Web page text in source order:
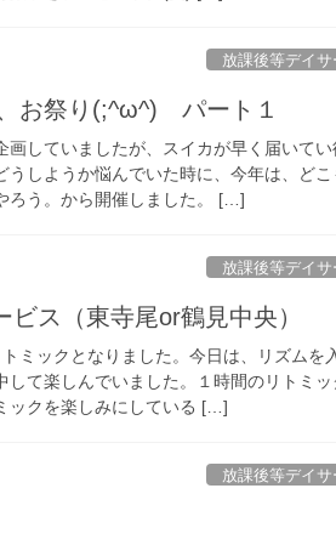
放課後等デイサ
お祭り(;^ω^) パート１
していましたが、スイカが早く届いてい
しようか悩んでいた時に、今年は、どこ
ろう。から開催しました。 […]
放課後等デイサ
ス（東寺尾or鶴見中央）
ミックとなりました。今日は、リズムを
して楽しんでいました。１時間のリトミッ
ックを楽しみにしている […]
放課後等デイサ